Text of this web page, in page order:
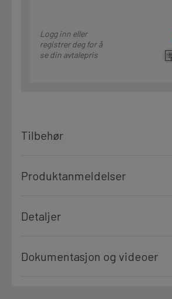
Logg inn eller
registrer deg for å
se din avtalepris
Tilbehør
Produktanmeldelser
Detaljer
Dokumentasjon og videoer